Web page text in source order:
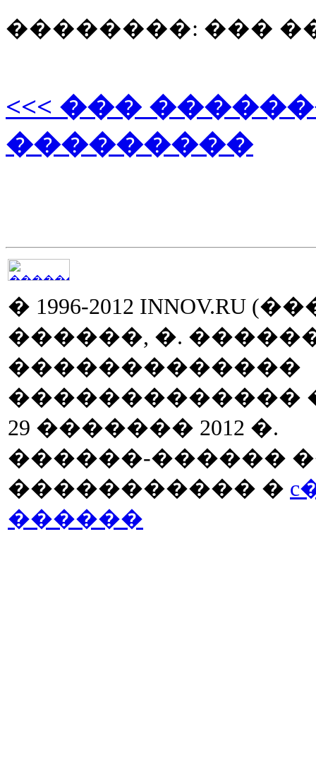
��������: ���
<<< ���
���������
� 1996-2012
������, �.
�������������
������������� ��
29 ������� 2012 �.
������-������
����������� �
������